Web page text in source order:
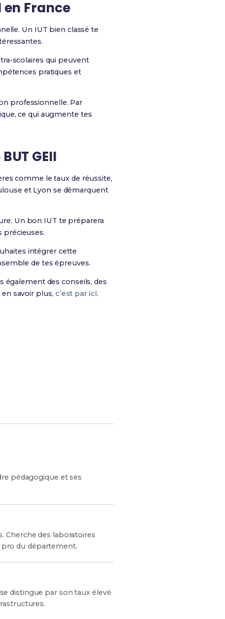
en France
Un IUT bien classé te
scolaires qui peuvent
pratiques et
professionnelle. Par
ce qui augmente tes
GEII
comme le taux de réussite,
et Lyon se démarquent
Un bon IUT te préparera
précieuses.
intégrer cette
de tes épreuves.
également des conseils, des
savoir plus, c’est par ici.
pédagogique et ses
Cherche des laboratoires
pro du département.
distingue par son taux élevé